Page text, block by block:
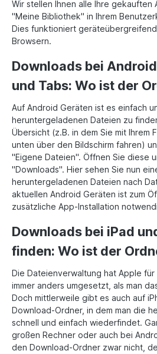
Wir stellen Ihnen alle Ihre gekauften
"Meine Bibliothek" in Ihrem
Dies funktioniert
Browsern.
Downloads bei
und Tabs: Wo ist der
Auf Android Geräten ist es einfach
heruntergeladenen Dateien zu
Übersicht (z.B. in dem Sie mit Ihrem
unten über den Bildschirm fahren)
"Eigene Dateien". Öffnen Sie diese
"Downloads". Hier sehen Sie nun
heruntergeladenen Dateien nach
aktuellen Android Geräten ist zum
zusätzliche App-Installation
Downloads bei iPad
finden: Wo ist der
Die Dateienverwaltung hat Apple
immer anders umgesetzt, als man
Doch mittlerweile gibt es auch auf
Download-Ordner, in dem man die
schnell und einfach wiederfindet.
großen Rechner oder auch bei
den Download-Ordner zwar nicht,